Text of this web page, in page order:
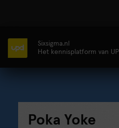
Sixsigma.nl
Het kennisplatform van
Poka Yoke